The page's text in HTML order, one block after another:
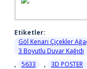
Etiketler:
Göl Kenarı Çiçekler
3 Boyutlu Duvar Kağıdı
,
5633 , 3D POSTER